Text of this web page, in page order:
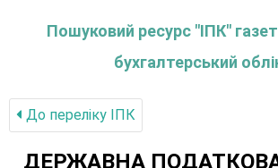
Пошуковий ресурс "ІПК"
бухгалтерський
До переліку IПК
ДЕРЖАВНА